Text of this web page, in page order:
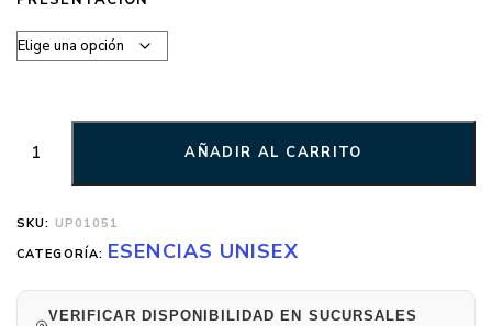
AÑADIR AL CARRITO
SKU: UP01051
CATEGORÍA: ESENCIAS UNISEX
VERIFICAR DISPONIBILIDAD EN SUCURSALES